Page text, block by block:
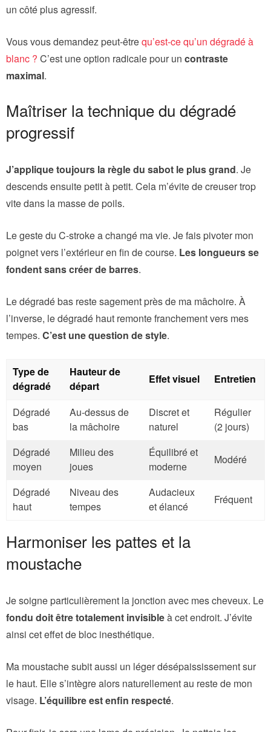
un côté plus agressif.
Vous vous demandez peut-êtrequ’est-ce qu’un dégradé à
blanc ? C’est une option radicale pour un contraste
maximal.
Maîtriser la technique du dégradé
progressif
J’applique toujours la règle du sabot le plus grand. Je
descends ensuite petit à petit. Cela m’évite de creuser trop
vite dans la masse de poils.
Le geste du C-stroke a changé ma vie. Je fais pivoter mon
poignet vers l’extérieur en fin de course. Les longueurs se
fondent sans créer de barres.
Le dégradé bas reste sagement près de ma mâchoire. À
l’inverse, le dégradé haut remonte franchement vers mes
tempes. C’est une question de style.
Type de
dégradé
Hauteur de
départ
Effet visuel Entretien
Dégradé
bas
Au-dessus de
la mâchoire
Discret et
naturel
Régulier
(2 jours)
Dégradé
moyen
Milieu des
joues
Équilibré et
moderne
Modéré
Dégradé
haut
Niveau des
tempes
Audacieux
et élancé
Fréquent
Harmoniser les pattes et la
moustache
Je soigne particulièrement la jonction avec mes cheveux. Le
fondu doit être totalement invisibleà cet endroit. J’évite
ainsi cet effet de bloc inesthétique.
Ma moustache subit aussi un léger désépaississement sur
le haut. Elle s’intègre alors naturellement au reste de mon
visage. L’équilibre est enfin respecté.